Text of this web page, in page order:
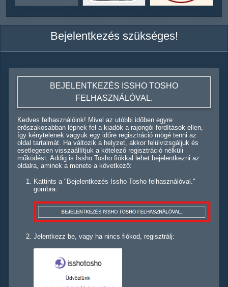
Bejelentkezés szükséges!
BEJELENTKEZÉS ISSHO TOSHO
FELHASZNÁLÓVAL.
Kedves felhasználóink! Mivel az utóbbi időben egyre
erőszakosabban lépnek fel a kiadók a rajongói fordítások ellen,
így kénytelenek vagyuk egy időre regisztráció mögé tenni az
oldal tartalmát. Ha változik a helyzet, akkor felülvizsgáljuk és
esetlegesen visszaállítjuk a kötelező regisztráció nélküli
működést. Addig is Issho Tosho fiókkal lehet bejelentkezni az
oldalra, aminek a menete a következő:
Kattints a "Bejelentkezés Issho Tosho felhasználóval."
gombra:
Jelentkezz be, vagy ha nincs fiókod, regisztrálj: